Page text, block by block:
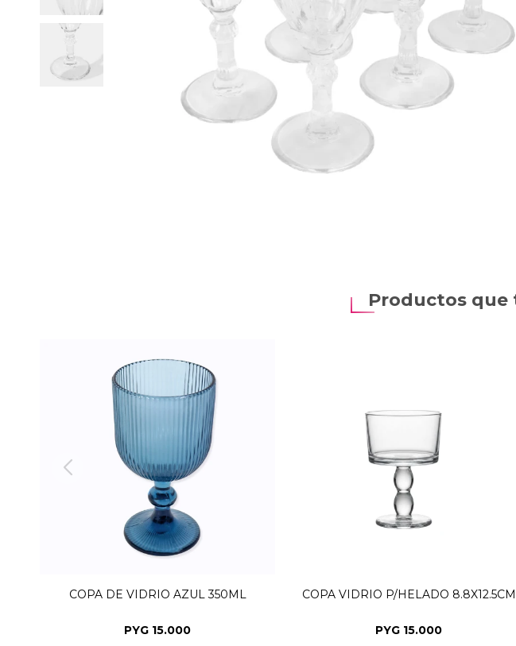
Productos que
COPA DE VIDRIO AZUL 350ML
PYG 15.000
COPA VIDRIO P/HELADO 8.8X12.5CM
PYG 15.000